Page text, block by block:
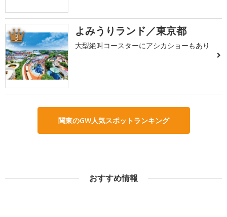
3 よみうりランド／東京都
大型絶叫コースターにアシカショーもあり
関東のGW人気スポットランキング
おすすめ情報